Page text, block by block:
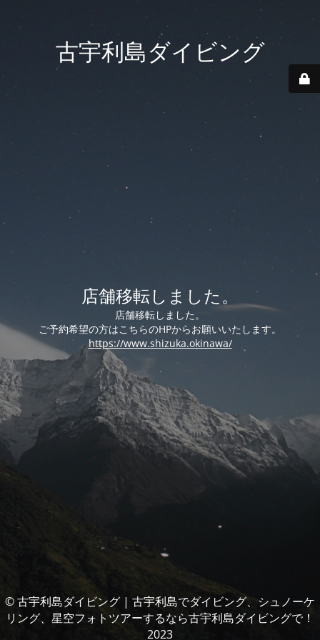
古宇利島ダイビング
店舗移転しました。
店舗移転しました。
ご予約希望の方はこちらのHPからお願いいたします。
https://www.shizuka.okinawa/
© 古宇利島ダイビング | 古宇利島でダイビング、シュノーケ
リング、星空フォトツアーするなら古宇利島ダイビングで！
2023